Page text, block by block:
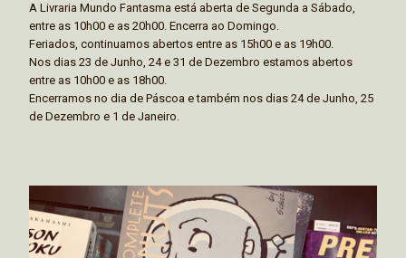
A Livraria Mundo Fantasma está aberta de Segunda a Sábado,
entre as 10h00 e as 20h00. Encerra ao Domingo.
Feriados, continuamos abertos entre as 15h00 e as 19h00.
Nos dias 23 de Junho, 24 e 31 de Dezembro estamos abertos
entre as 10h00 e as 18h00.
Encerramos no dia de Páscoa e também nos dias 24 de Junho, 25
de Dezembro e 1 de Janeiro.